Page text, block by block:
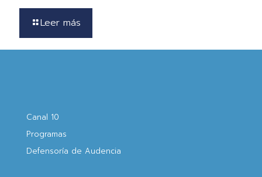
Leer más
Canal 10
Programas
Defensoría de Audencia